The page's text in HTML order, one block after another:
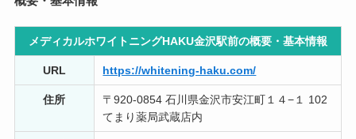
メディカルホワイトニングHAKU金沢駅前の概要・ 基本情報
URL https://whitening-haku.com/
住所
〒920-0854 石川県金沢市安江町１４−１ 102
てまり薬局武蔵店内